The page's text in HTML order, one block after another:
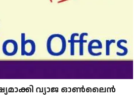
വ്യാജ ഓൺലൈൻ